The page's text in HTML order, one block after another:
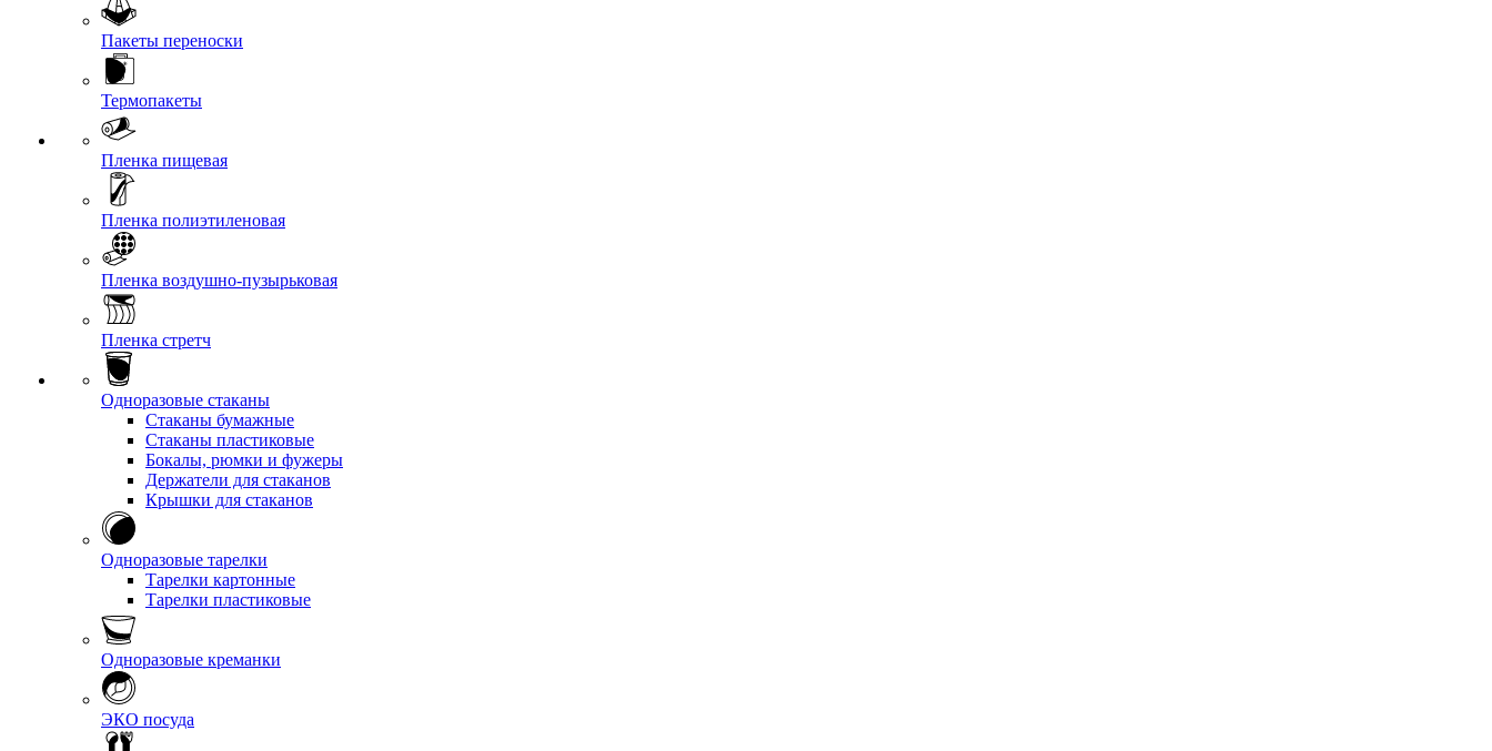
Пакеты переноски
Термопакеты
Пленка пищевая
Пленка полиэтиленовая
Пленка воздушно-пузырьковая
Пленка стретч
Одноразовые стаканы
Стаканы бумажные
Стаканы пластиковые
Бокалы, рюмки и фужеры
Держатели для стаканов
Крышки для стаканов
Одноразовые тарелки
Тарелки картонные
Тарелки пластиковые
Одноразовые креманки
ЭКО посуда